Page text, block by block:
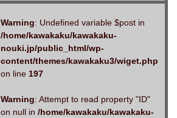
Warning: Undefined variable $post in
/home/kawakaku/kawakaku-
nouki.jp/public_html/wp-
content/themes/kawakaku3/wiget.php
on line 197
Warning: Attempt to read property "ID"
on null in /home/kawakaku/kawakaku-